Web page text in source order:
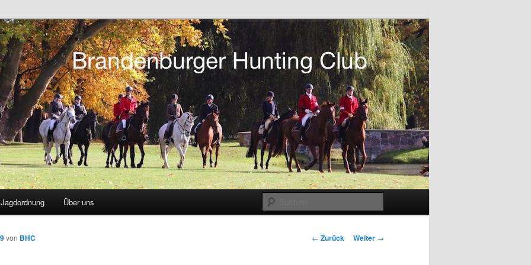
Hunting Club
in Berlin und Brandenburg
Jagdordnung Über uns
Beitragsnavigation
← Zurück Weiter →
von BHC